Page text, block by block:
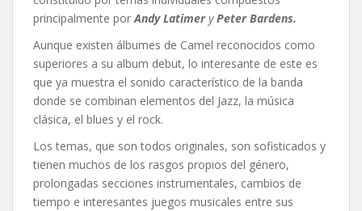
principalmente por Andy LatimeryPeter Bardens.
Aunque existen álbumes de Camel reconocidos como
superiores a su album debut, lo interesante de este es
que ya muestra el sonido característico de la banda
donde se combinan elementos del Jazz, la música
clásica, el blues y el rock.
Los temas, que son todos originales, son sofisticados y
tienen muchos de los rasgos propios del género,
prolongadas secciones instrumentales, cambios de
tiempo e interesantes juegos musicales entre sus